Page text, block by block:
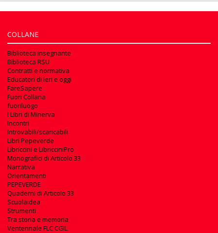
COLLANE
Biblioteca insegnante
Biblioteca RSU
Contratti e normativa
Educatori di ieri e oggi
FareSapere
Fuori Collana
fuoriluogo
I Libri di Minerva
Incontri
Introvabili/scaricabili
Libri Pepeverde
Libriccini e LibricciniPro
Monografici di Articolo 33
Narrativa
Orientamenti
PEPEVERDE
Quaderni di Articolo 33
Scuolaidea
Strumenti
Tra storia e memoria
Ventennale FLC CGIL